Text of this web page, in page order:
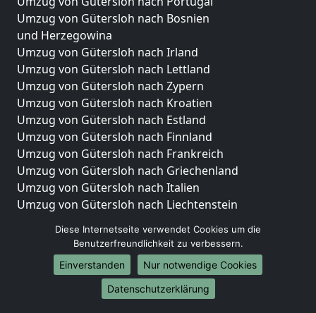
Umzug von Gütersloh nach Bosnien
und Herzegowina
Umzug von Gütersloh nach Irland
Umzug von Gütersloh nach Lettland
Umzug von Gütersloh nach Zypern
Umzug von Gütersloh nach Kroatien
Umzug von Gütersloh nach Estland
Umzug von Gütersloh nach Finnland
Umzug von Gütersloh nach Frankreich
Umzug von Gütersloh nach Griechenland
Umzug von Gütersloh nach Italien
Umzug von Gütersloh nach Liechtenstein
Umzug von Gütersloh nach Niederlande
Umzug von Gütersloh nach Norwegen
Umzüge-Deutschlandweit
Diese Internetseite verwendet Cookies um die
Benutzerfreundlichkeit zu verbessern.
Einverstanden
Nur notwendige Cookies
Datenschutzerklärung